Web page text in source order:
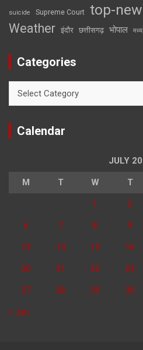
suicide Supreme Court top-
Weather इंदौर छत्तीसगढ़ भोपाल
Categories
Calendar
JULY
M T W T
1 2
6 7 8 9
13 14 15 16
20 21 22 23
27 28 29 30
« Jun